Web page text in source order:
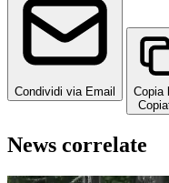
Condividi via Email
Copia
News correlate